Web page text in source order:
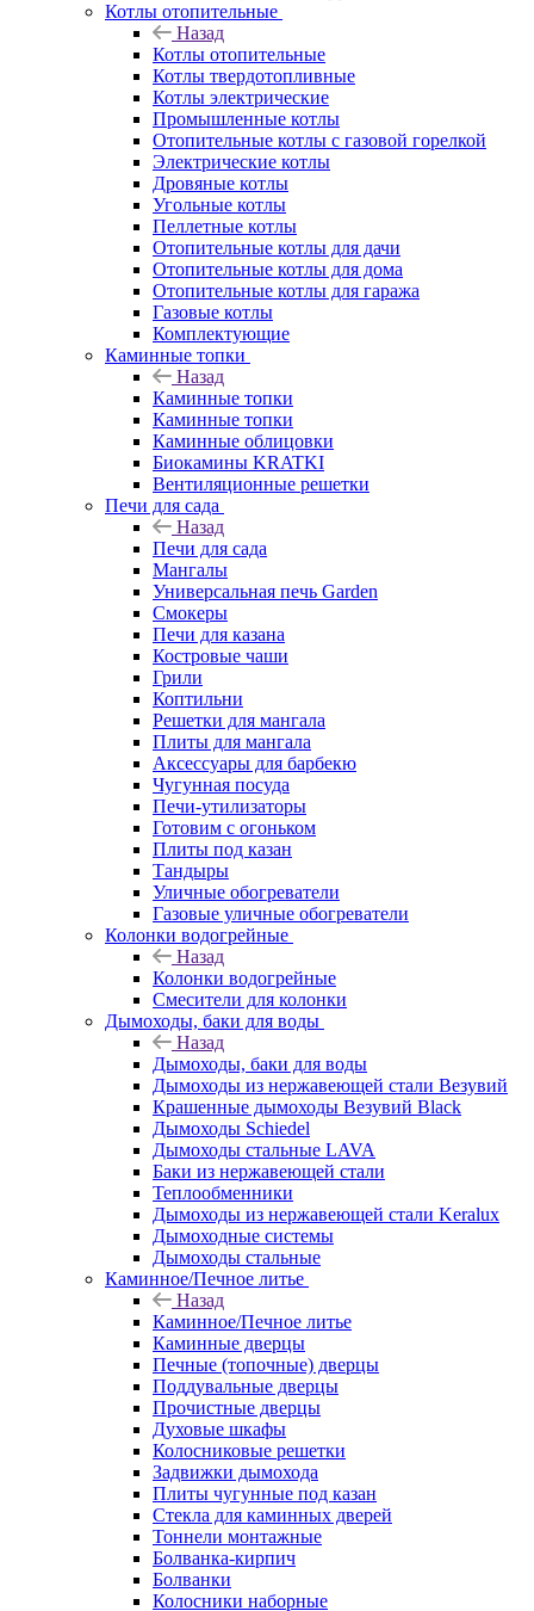
Котлы отопительные
Назад
Котлы отопительные
Котлы твердотопливные
Котлы электрические
Промышленные котлы
Отопительные котлы с газовой горелкой
Электрические котлы
Дровяные котлы
Угольные котлы
Пеллетные котлы
Отопительные котлы для дачи
Отопительные котлы для дома
Отопительные котлы для гаража
Газовые котлы
Комплектующие
Каминные топки
Назад
Каминные топки
Каминные топки
Каминные облицовки
Биокамины KRATKI
Вентиляционные решетки
Печи для сада
Назад
Печи для сада
Мангалы
Универсальная печь Garden
Смокеры
Печи для казана
Костровые чаши
Грили
Коптильни
Решетки для мангала
Плиты для мангала
Аксессуары для барбекю
Чугунная посуда
Печи-утилизаторы
Готовим с огоньком
Плиты под казан
Тандыры
Уличные обогреватели
Газовые уличные обогреватели
Колонки водогрейные
Назад
Колонки водогрейные
Смесители для колонки
Дымоходы, баки для воды
Назад
Дымоходы, баки для воды
Дымоходы из нержавеющей стали Везувий
Крашенные дымоходы Везувий Black
Дымоходы Schiedel
Дымоходы стальные LAVA
Баки из нержавеющей стали
Теплообменники
Дымоходы из нержавеющей стали Keralux
Дымоходные системы
Дымоходы стальные
Каминное/Печное литье
Назад
Каминное/Печное литье
Каминные дверцы
Печные (топочные) дверцы
Поддувальные дверцы
Прочистные дверцы
Духовые шкафы
Колосниковые решетки
Задвижки дымохода
Плиты чугунные под казан
Стекла для каминных дверей
Тоннели монтажные
Болванка-кирпич
Болванки
Колосники наборные